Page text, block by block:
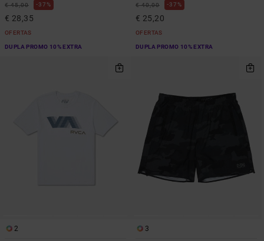
€ 45,00 37%
€ 28,35
OFERTAS
DUPLA PROMO 10% EXTRA
€ 40,00 37%
€ 25,20
OFERTAS
DUPLA PROMO 10% EXTRA
2 3